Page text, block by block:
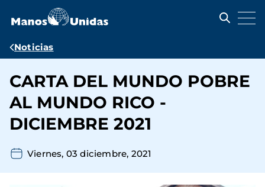
contenido
Ruta
navegación
Noticias
CARTA DEL MUNDO POBRE
AL MUNDO RICO -
DICIEMBRE 2021
Viernes, 03 diciembre, 2021